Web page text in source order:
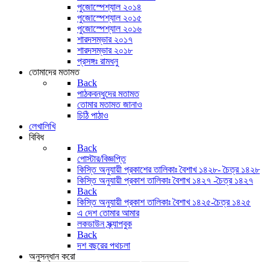
পুজোস্পেশ্যাল ২০১৪
পুজোস্পেশ্যাল ২০১৫
পুজোস্পেশ্যাল ২০১৬
শারদসম্ভার ২০১৭
শারদসম্ভার ২০১৮
প্রসঙ্গঃ রামধনু
তোমাদের মতামত
Back
পাঠকবন্ধুদের মতামত
তোমার মতামত জানাও
চিঠি পাঠাও
লেখালিখি
বিবিধ
Back
পোস্টার/বিজ্ঞপ্তি
কিস্তি অনুযায়ী প্রকাশের তালিকাঃ বৈশাখ ১৪২৮- চৈত্র ১৪২৮
কিস্তি অনুযায়ী প্রকাশ তালিকাঃ বৈশাখ ১৪২৭ -চৈত্র ১৪২৭
Back
কিস্তি অনুযায়ী প্রকাশ তালিকাঃ বৈশাখ ১৪২৫-চৈত্র ১৪২৫
এ দেশ তোমার আমার
লকডাউন স্ক্র্যাপবুক
Back
দশ বছরের পথচলা
অনুসন্ধান করো